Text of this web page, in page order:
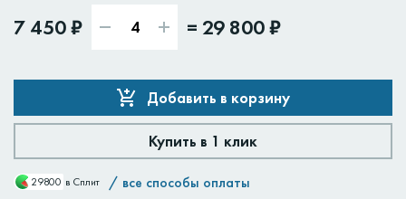
7 450 ₽ = 29 800 ₽
Добавить в корзину
Купить в 1 клик
29800 в Сплит / все способы оплаты